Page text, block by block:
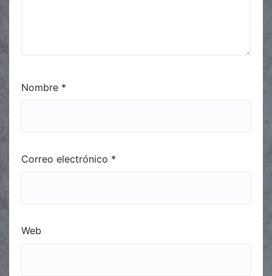
Nombre *
Correo electrónico *
Web